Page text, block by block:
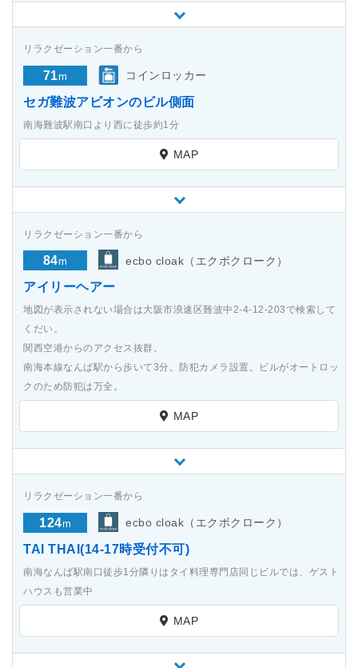
リラクゼーション一番から
71m コインロッカー
セガ難波アビオンのビル側面
南海難波駅南口より西に徒歩約1分
MAP
リラクゼーション一番から
84m ecbo cloak（エクボクローク）
アイリーヘアー
地図が表示されない場合は大阪市浪速区難波中2-4-12-203で検索して
くだい。
関西空港からのアクセス抜群。
南海本線なんば駅から歩いて3分。防犯カメラ設置。ビルがオートロッ
クのため防犯は万全。
MAP
リラクゼーション一番から
124m ecbo cloak（エクボクローク）
TAI THAI(14-17時受付不可)
南海なんば駅南口徒歩1分隣りはタイ料理専門店同じビルでは、ゲスト
ハウスも営業中
MAP